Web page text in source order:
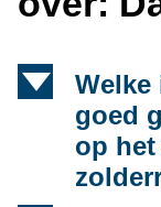
d
Welke
goed
op